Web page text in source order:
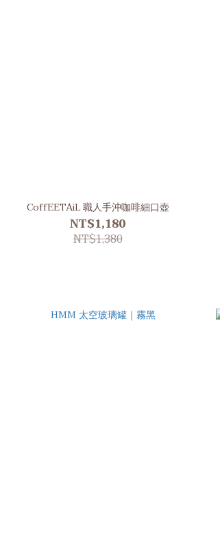
CoffEETAiL 職人手沖咖啡細口壺
NT$1,180
NT$1,380